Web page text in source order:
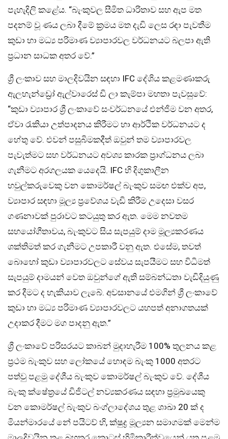
පැහැදිලි කළේය. “බැංකුවල සීමිත ධාරිතාව සහ ඇප මත
පදනම් වූ ණය ලබා දීමේ ක්‍රමය මත දැඩි ලෙස රඳා පැවතීම
කුඩා හා මධ්‍ය පරිමාණ ව්‍යාපාරවල වර්ධනයට බලපා ඇති
ප්‍රධාන සාධක අතර වේ.”
ශ්‍රී ලංකාව සහ මාලදිවයින සඳහා IFC දේශිය කළමණාකරු
ඇලහැන්ඩ්‍රෝ ඇල්වාරෙස් ඩි ලා කැම්පා මහතා පැවසුවේ:
“කුඩා ව්‍යාපාර ශ්‍රී ලංකාවේ සංවර්ධනයේ එන්ජිම වන අතර,
ඒවා රැකියා උත්පාදනය කිරීමට හා ආර්ථික වර්ධනයට ද
හේතු වේ. එවන් පසුබිමකදීත් ඔවුන් තම ව්‍යාපාරවල
පැවැත්මට සහ වර්ධනයට අවශ්‍ය කාරක ප්‍රාග්ධනය ලබා
ගැනීමට අරගලයක යෙදෙයි. IFC හි දිගුකාලීන
හවුල්කරුවෙකු වන කොමර්ෂල් බැංකුව සමඟ එක්ව අප,
ව්‍යාපාර සඳහා මූල්‍ය ප්‍රවේශය වැඩි කිරීම උදෙසා වසර
ගණනාවක් පුරාවට කටයුතු කර ඇත. මෙම නවතම
සහයෝගීතාවය, බැංකුවට සිය සැපයුම් දාම මූල්‍යකරණය
ශක්තිමත් කර ගැනීමට උපකාරී වනු ඇත. එසේම, තවත්
බොහෝ කුඩා ව්‍යාපාරවලට සේවය සැපයීමට සහ විධිමත්
සැපයුම් දාමයන් වෙත ඔවුන්ගේ ඇති සම්බන්ධතා වැඩිදියුණු
කර දීමට ද හැකියාව ලැබේ. අවසානයේ එමගින් ශ්‍රී ලංකාවේ
කුඩා හා මධ්‍ය පරිමාණ ව්‍යාපාරවලට යහපත් අනාගතයක්
උදාකර දීමට මග පාදනු ඇත.”
ශ්‍රී ලංකාවේ පරිසරයට කාබන් මුදාහැරීම 100% තුලනය කළ
ප්‍රථම බැංකුව සහ ලෝකයේ හොඳම බැංකු 1000 අතරට
පත්වු පළමු දේශීය බැංකුව කොමර්ෂල් බැංකුව වේ. දේශීය
බැංකු ක්ෂේත්‍රයේ ඩිජිටල් නව්‍යකරණය සඳහා ප්‍රමුඛයෙකු
වන කොමර්ෂල් බැංකුව බංග්ලාදේශය තුළ ශාඛා 20 ක් ද
මියන්මාරයේ නේ පයිටව් හි, ක්ෂුද්‍ර මූල්‍යන සමාගමක් මෙන්ම